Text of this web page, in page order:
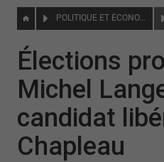
POLITIQUE ET ÉCONOMIE
Élections
Michel
candidat
Chapleau